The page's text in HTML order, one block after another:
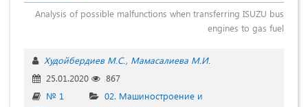
Analysis of possible malfunctions when transferring ISUZU bus
engines to gas fuel
Худойбердиев М.С. Мамасалиева М.И.
25.01.2020
867
№ 1
02. Машиностроение и